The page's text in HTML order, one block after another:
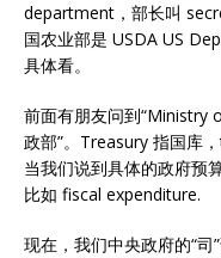
department，部长叫
国农业部是 USDA US
具体看。
前面有朋友问到“Ministry
政部”。Treasury 指国库
当我们说到具体的政府预
比如 fiscal expenditure.
现在，我们中央政府的“